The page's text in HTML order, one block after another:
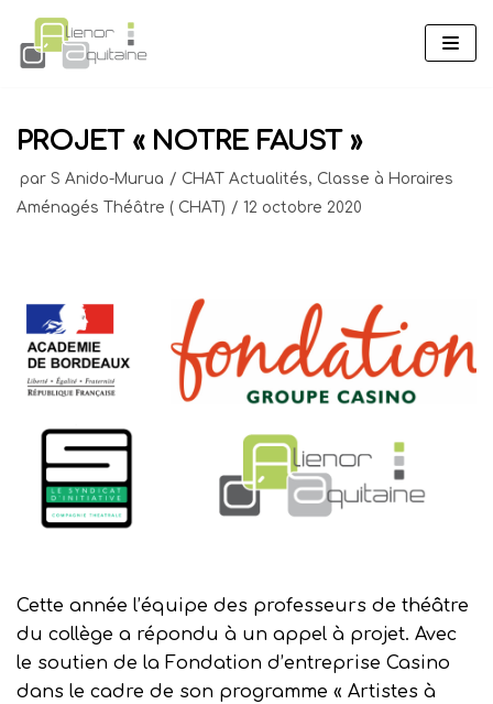
Aller
au
PROJET « NOTRE FAUST »
par S Anido-Murua CHAT Actualités, Classe à Horaires
Aménagés Théâtre ( CHAT)
12 octobre 2020
Cette année l’équipe des professeurs de théâtre
du collège a répondu à un appel à projet. Avec
le soutien de la Fondation d’entreprise Casino
dans le cadre de son programme « Artistes à